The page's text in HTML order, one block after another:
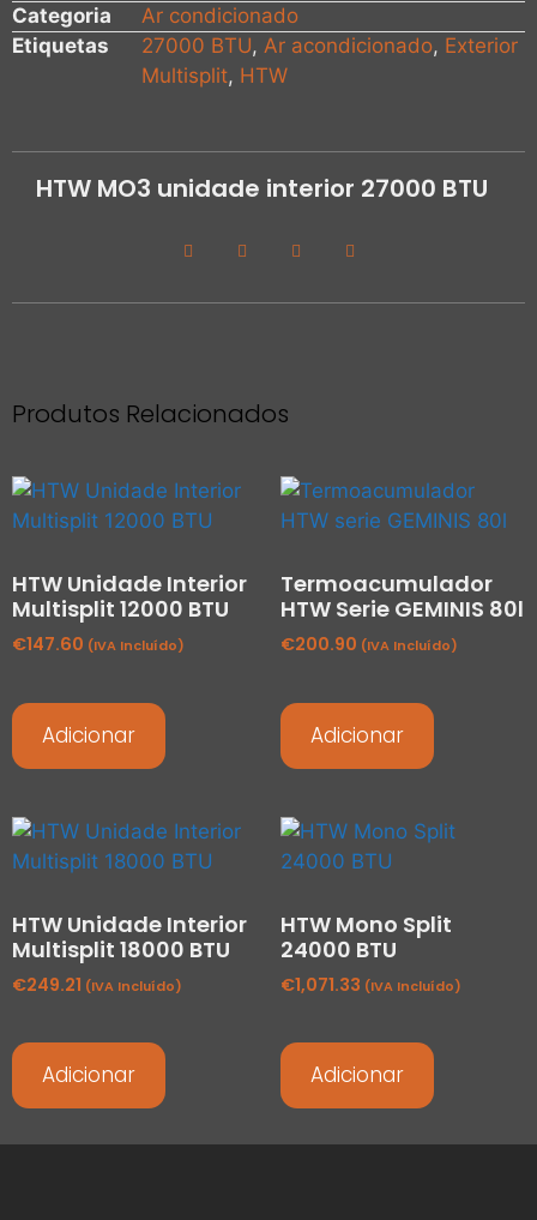
Categoria
Ar condicionado
Etiquetas
27000 BTU, Ar acondicionado, Exterior
Multisplit, HTW
HTW MO3 unidade interior 27000 BTU
Produtos Relacionados
HTW Unidade Interior
Multisplit 12000 BTU
€147.60 (IVA Incluído)
Adicionar
Termoacumulador
HTW Serie GEMINIS 80l
€200.90 (IVA Incluído)
Adicionar
HTW Unidade Interior
Multisplit 18000 BTU
€249.21 (IVA Incluído)
Adicionar
HTW Mono Split
24000 BTU
€1,071.33 (IVA Incluído)
Adicionar